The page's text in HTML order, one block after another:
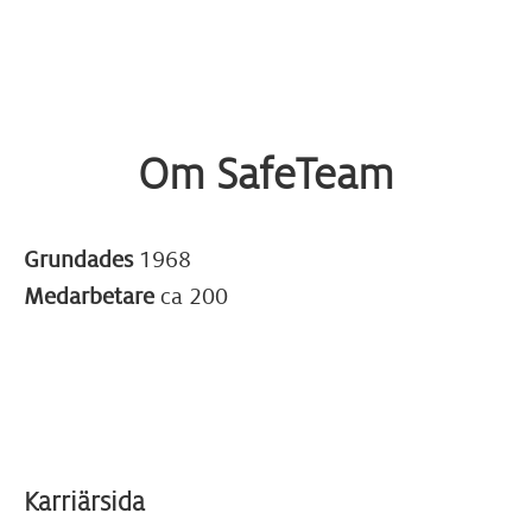
Om SafeTeam
Grundades 1968
Medarbetare ca 200
Karriärsida